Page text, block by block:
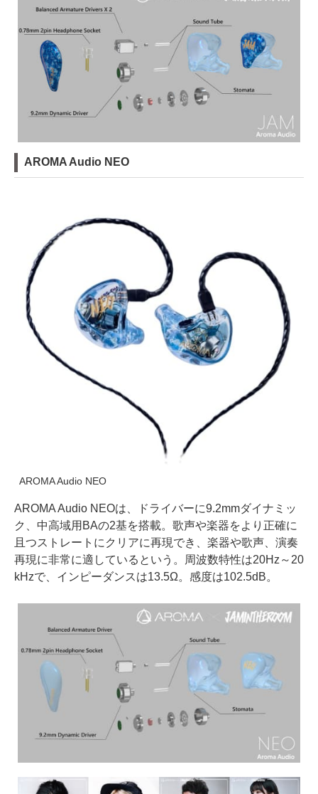
AROMA Audio NEO
AROMA Audio NEO
AROMA Audio NEOは、ドライバーに9.2mmダイナミッ
ク、中高域用BAの2基を搭載。歌声や楽器をより正確に
且つストレートにクリアに再現でき、楽器や歌声、演奏
再現に非常に適しているという。周波数特性は20Hz～20
kHzで、インピーダンスは13.5Ω。感度は102.5dB。